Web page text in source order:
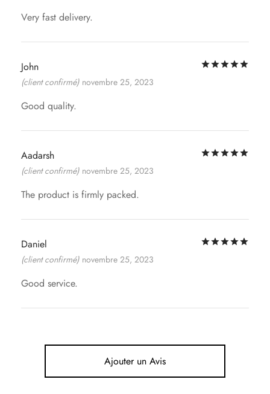
Very fast delivery.
John
(client confirmé) novembre 25, 2023
Good quality.
Aadarsh
(client confirmé) novembre 25, 2023
The product is firmly packed.
Daniel
(client confirmé) novembre 25, 2023
Good service.
Ajouter un Avis